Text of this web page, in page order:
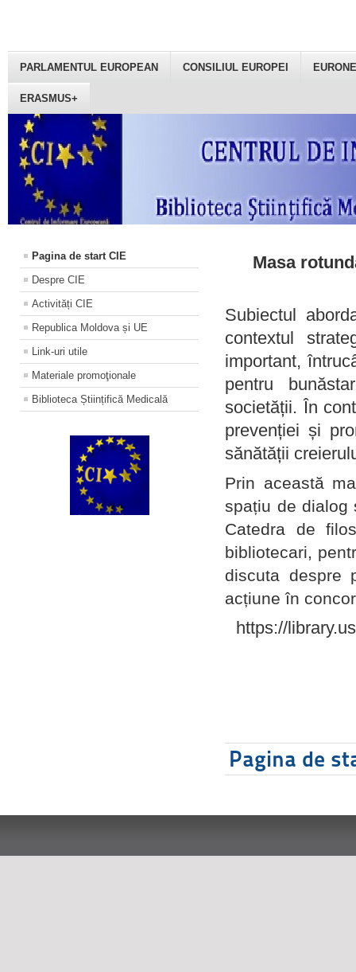
PARLAMENTUL EUROPEAN CONSILIUL EUROPEI
ERASMUS+
Pagina de start CIE
Despre CIE
Activități CIE
Republica Moldova și UE
Link-uri utile
Materiale promoţionale
Biblioteca Științifică Medicală
Masa
Subiectul
contextul
important,
pentru
societății. În
prevenției și
sănătății
Prin această
spațiu de dialog
Catedra de
bibliotecari,
discuta despre
acțiune în
https://
Pagina de